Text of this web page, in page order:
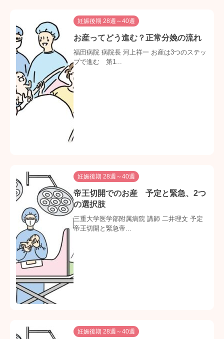
妊娠後期 28週～40週
お産ってどう進む？正常分娩の流れ
福田病院 病院長 河上祥一 お産は3つのステッ
プで進む 第1...
妊娠後期 28週～40週
帝王切開でのお産 予定と緊急、2つ
の選択肢
三重大学医学部附属病院 講師 二井理文 予定
帝王切開と緊急帝...
妊娠後期 28週～40週